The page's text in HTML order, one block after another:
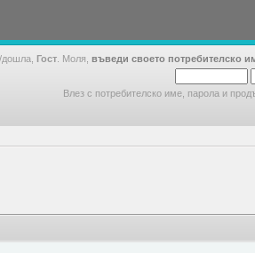
Гост . Моля, въведи своето потребителско
Влез с потребителско име, парола и